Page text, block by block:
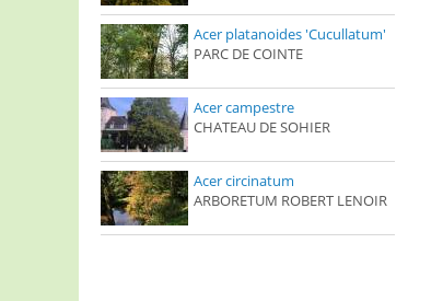
Acer platanoides 'Cucullatum'
PARC DE COINTE
Acer campestre
CHATEAU DE SOHIER
Acer circinatum
ARBORETUM ROBERT LENOIR